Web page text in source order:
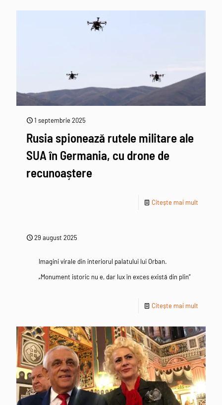
1 septembrie 2025
Rusia spionează rutele militare ale
SUA în Germania, cu drone de
recunoaștere
Citește mai mult
29 august 2025
Imagini virale din interiorul palatului lui Orban.
„Monument istoric nu e, dar lux în exces există din plin”
Citește mai mult